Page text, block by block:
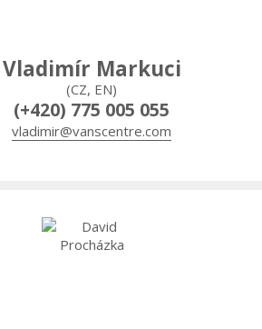
Vladimír Markuci
(CZ, EN)
(+420) 775 005 055
vladimir@vanscentre.com